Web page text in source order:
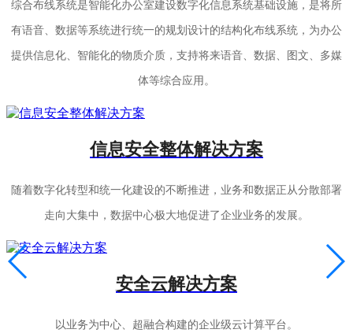
综合布线系统是智能化办公室建设数字化信息系统基础设施，是将所
有语音、数据等系统进行统一的规划设计的结构化布线系统，为办公
提供信息化、智能化的物质介质，支持将来语音、数据、图文、多媒
体等综合应用。
信息安全整体解决方案
随着数字化转型和统一化建设的不断推进，业务和数据正从分散部署
走向大集中，数据中心极大地促进了企业业务的发展。
安全云解决方案
以业务为中心、超融合构建的企业级云计算平台。